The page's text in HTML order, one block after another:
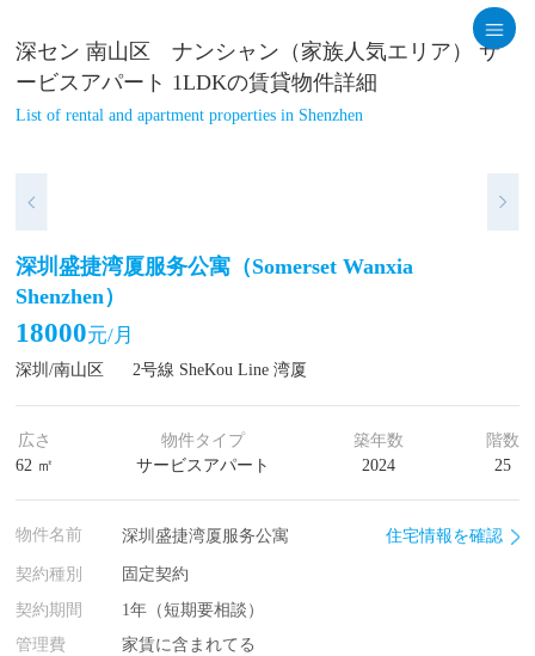
深セン 南山区 ナンシャン（家族人気エリア） サ
ービスアパート 1LDKの賃貸物件詳細
List of rental and apartment properties in Shenzhen
深圳盛捷湾厦服务公寓（Somerset Wanxia
Shenzhen）
18000元/月
深圳/南山区 2号線 SheKou Line 湾厦
広さ
62 ㎡
物件タイプ
サービスアパート
築年数
2024
階数
25
物件名前 深圳盛捷湾厦服务公寓 住宅情報を確認
契約種別
固定契約
契約期間
1年（短期要相談）
管理費
家賃に含まれてる